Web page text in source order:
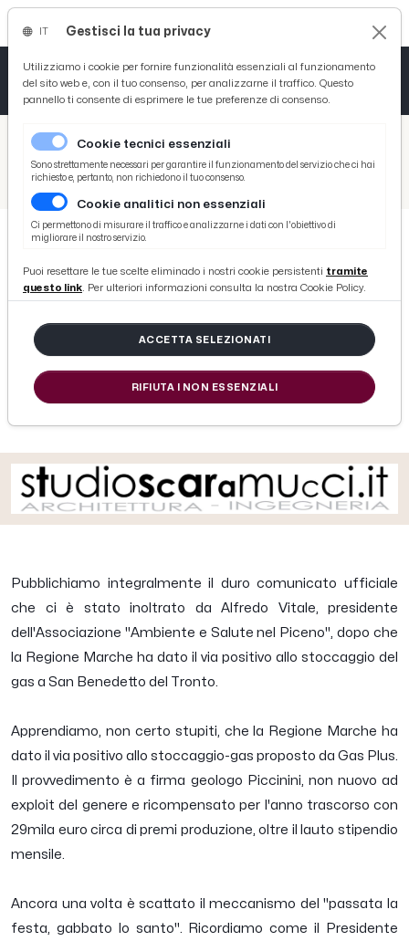
/ Picenotime
/ News
STOCCAGGIO DEL GAS? LA REGIONE DICE SÌ, I CITTADINI RISPONDONO NO!
STOCCAGGIO DEL GAS? LA
REGIONE DICE SÌ, I CITTADINI
RISPONDONO NO!
di Redazione Picenotime
Pubblichiamo integralmente il duro comunicato ufficiale
che ci è stato inoltrato da Alfredo Vitale, presidente
dell'Associazione "Ambiente e Salute nel Piceno", dopo che
la Regione Marche ha dato il via positivo allo stoccaggio del
gas a San Benedetto del Tronto.
Apprendiamo, non certo stupiti, che la Regione Marche ha
dato il via positivo allo stoccaggio-gas proposto da Gas Plus.
Il provvedimento è a firma geologo Piccinini, non nuovo ad
exploit del genere e ricompensato per l'anno trascorso con
29mila euro circa di premi produzione, oltre il lauto stipendio
mensile.
Ancora una volta è scattato il meccanismo del "passata la
festa, gabbato lo santo". Ricordiamo come il Presidente
Gestisci la tua privacy
Utilizziamo i cookie per fornire funzionalità essenziali al funzionamento
del sito web e, con il tuo consenso, per analizzarne il traffico. Questo
pannello ti consente di esprimere le tue preferenze di consenso.
Cookie tecnici essenziali
Sono strettamente necessari per garantire il funzionamento del servizio che ci hai
richiesto e, pertanto, non richiedono il tuo consenso.
Cookie analitici non essenziali
Ci permettono di misurare il traffico e analizzarne i dati con l'obiettivo di
migliorare il nostro servizio.
Puoi resettare le tue scelte eliminado i nostri cookie persistenti tramite
questo link. Per ulteriori informazioni consulta la nostra Cookie Policy.
ACCETTA SELEZIONATI
RIFIUTA I NON ESSENZIALI
Tutto News
Tutto Sport
Basket
Ciclismo
Tutto Curiosità